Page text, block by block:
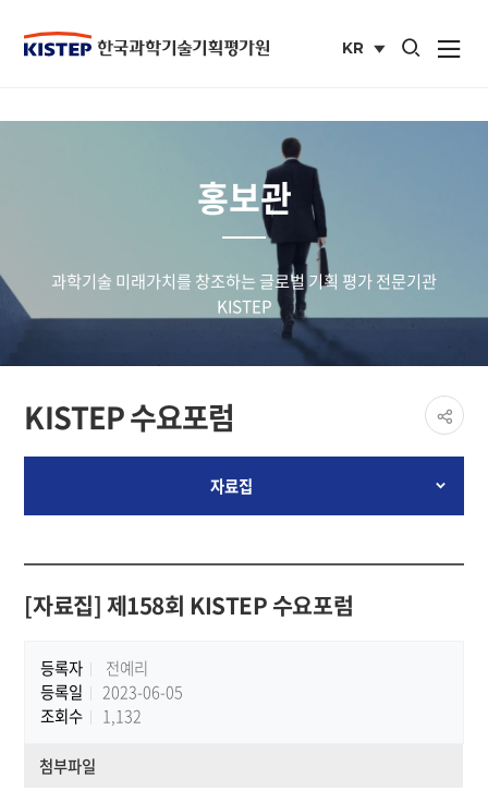
KR
통합검색 열기
사이트맵
홍보관
과학기술 미래가치를 창조하는 글로벌 기획 평가 전문기관
KISTEP
KISTEP 수요포럼
페이지
공유
share
자료집
[자료집] 제158회 KISTEP 수요포럼
등록자
전예리
등록일
2023-06-05
조회수
1,132
첨부파일